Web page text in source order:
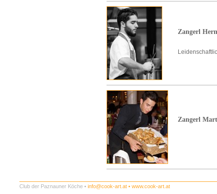
Zangerl
Zangerl
Club der Paznauner Köche • info@cook-art.at • www.cook-art.at